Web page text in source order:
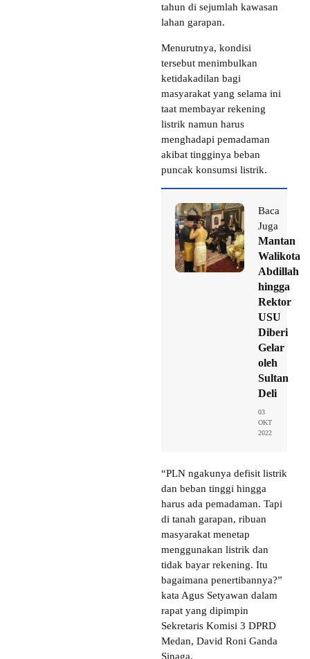
tahun di sejumlah kawasan
lahan garapan.
Menurutnya, kondisi
tersebut menimbulkan
ketidakadilan bagi
masyarakat yang selama ini
taat membayar rekening
listrik namun harus
menghadapi pemadaman
akibat tingginya beban
puncak konsumsi listrik.
Baca
Juga
Mantan
Walikota
Abdillah
hingga
Rektor
USU
Diberi
Gelar
oleh
Sultan
Deli
03
OKT
2022
“PLN ngakunya defisit listrik
dan beban tinggi hingga
harus ada pemadaman. Tapi
di tanah garapan, ribuan
masyarakat menetap
menggunakan listrik dan
tidak bayar rekening. Itu
bagaimana penertibannya?”
kata Agus Setyawan dalam
rapat yang dipimpin
Sekretaris Komisi 3 DPRD
Medan, David Roni Ganda
Sinaga.